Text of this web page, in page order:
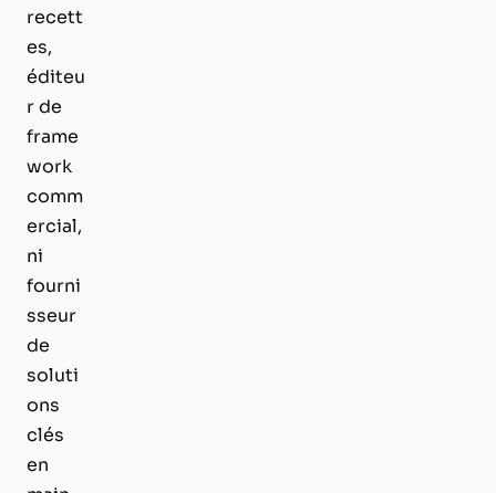
recett
es,
éditeu
r de
frame
work
comm
ercial,
ni
fourni
sseur
de
soluti
ons
clés
en